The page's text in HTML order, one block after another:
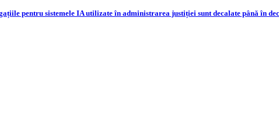
pentru sistemele IA utilizate în administrarea justiției sunt decalate până în